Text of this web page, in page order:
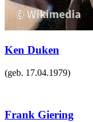
Ken Duken
(geb. 17.04.1979)
Frank Giering